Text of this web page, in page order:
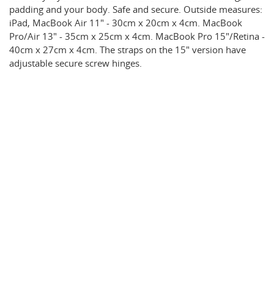
padding and your body. Safe and secure. Outside measures:
iPad, MacBook Air 11" - 30cm x 20cm x 4cm. MacBook
Pro/Air 13" - 35cm x 25cm x 4cm. MacBook Pro 15"/Retina -
40cm x 27cm x 4cm. The straps on the 15" version have
adjustable secure screw hinges.